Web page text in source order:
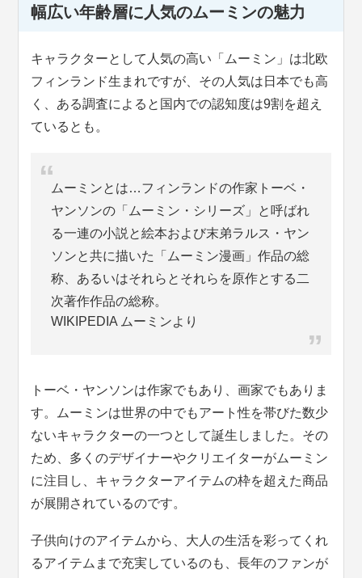
幅広い年齢層に人気のムーミンの魅力
キャラクターとして人気の高い「ムーミン」は北欧
フィンランド生まれですが、その人気は日本でも高
く、ある調査によると国内での認知度は9割を超え
ているとも。
ムーミンとは…フィンランドの作家トーベ・
ヤンソンの「ムーミン・シリーズ」と呼ばれ
る一連の小説と絵本および末弟ラルス・ヤン
ソンと共に描いた「ムーミン漫画」作品の総
称、あるいはそれらとそれらを原作とする二
次著作作品の総称。
WIKIPEDIA ムーミンより
トーベ・ヤンソンは作家でもあり、画家でもありま
す。ムーミンは世界の中でもアート性を帯びた数少
ないキャラクターの一つとして誕生しました。その
ため、多くのデザイナーやクリエイターがムーミン
に注目し、キャラクターアイテムの枠を超えた商品
が展開されているのです。
子供向けのアイテムから、大人の生活を彩ってくれ
るアイテムまで充実しているのも、長年のファンが